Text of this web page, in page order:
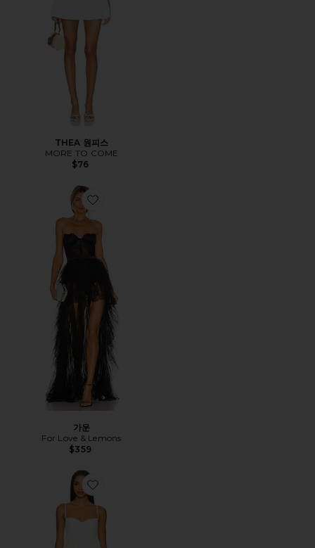
THEA 원피스
MORE TO COME
$76
Favorite 가운
가운
For Love & Lemons
$359
Favorite AVA 원피스